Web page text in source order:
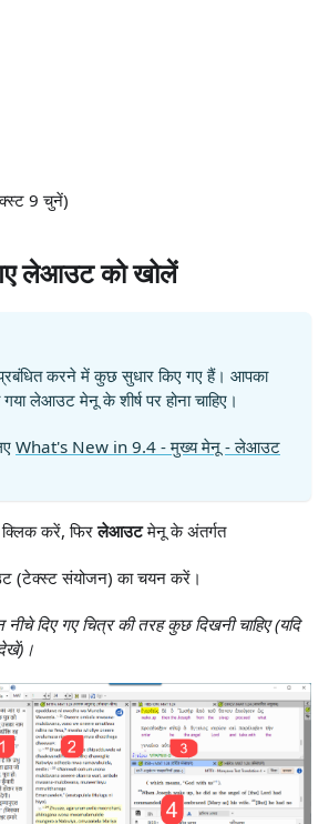
9 चुनें)
लेआउट को खोलें
करने में कुछ सुधार किए गए हैं। आपका
गया लेआउट मेनू के शीर्ष पर होना चाहिए।
What's New in 9.4 - मुख्य मेनू - लेआउट
करें, फिरलेआउटमेनू के अंतर्गत
(टेक्स्ट संयोजन) का चयन करें।
दिए गए चित्र की तरह कुछ दिखनी चाहिए (यदि
देखें)।